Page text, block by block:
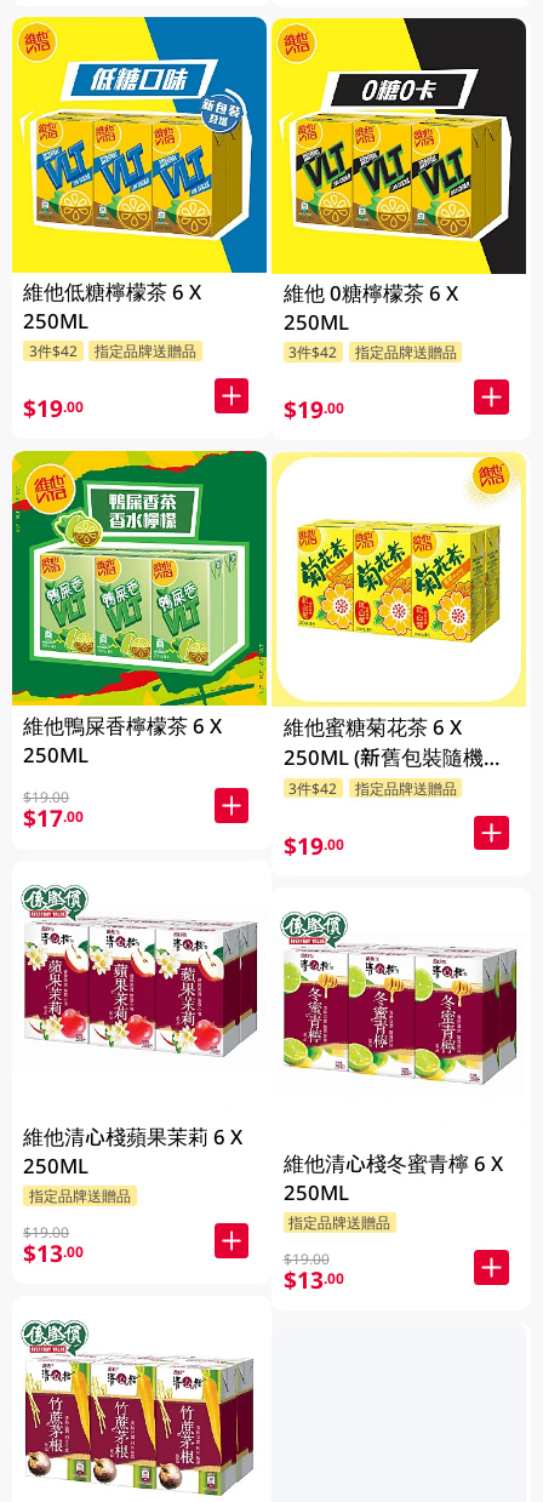
維他低糖檸檬茶 6 X
250ML
3件$42 指定品牌送贈品
$19.00
維他鴨屎香檸檬茶 6 X
250ML
$19.00
$17.00
維他清心棧蘋果茉莉 6 X
250ML
指定品牌送贈品
$19.00
$13.00
維他 0糖檸檬茶 6 X
250ML
3件$42 指定品牌送贈品
$19.00
維他蜜糖菊花茶 6 X
250ML (新舊包裝隨機發
貨)
3件$42 指定品牌送贈品
$19.00
維他清心棧冬蜜青檸 6 X
250ML
指定品牌送贈品
$19.00
$13.00